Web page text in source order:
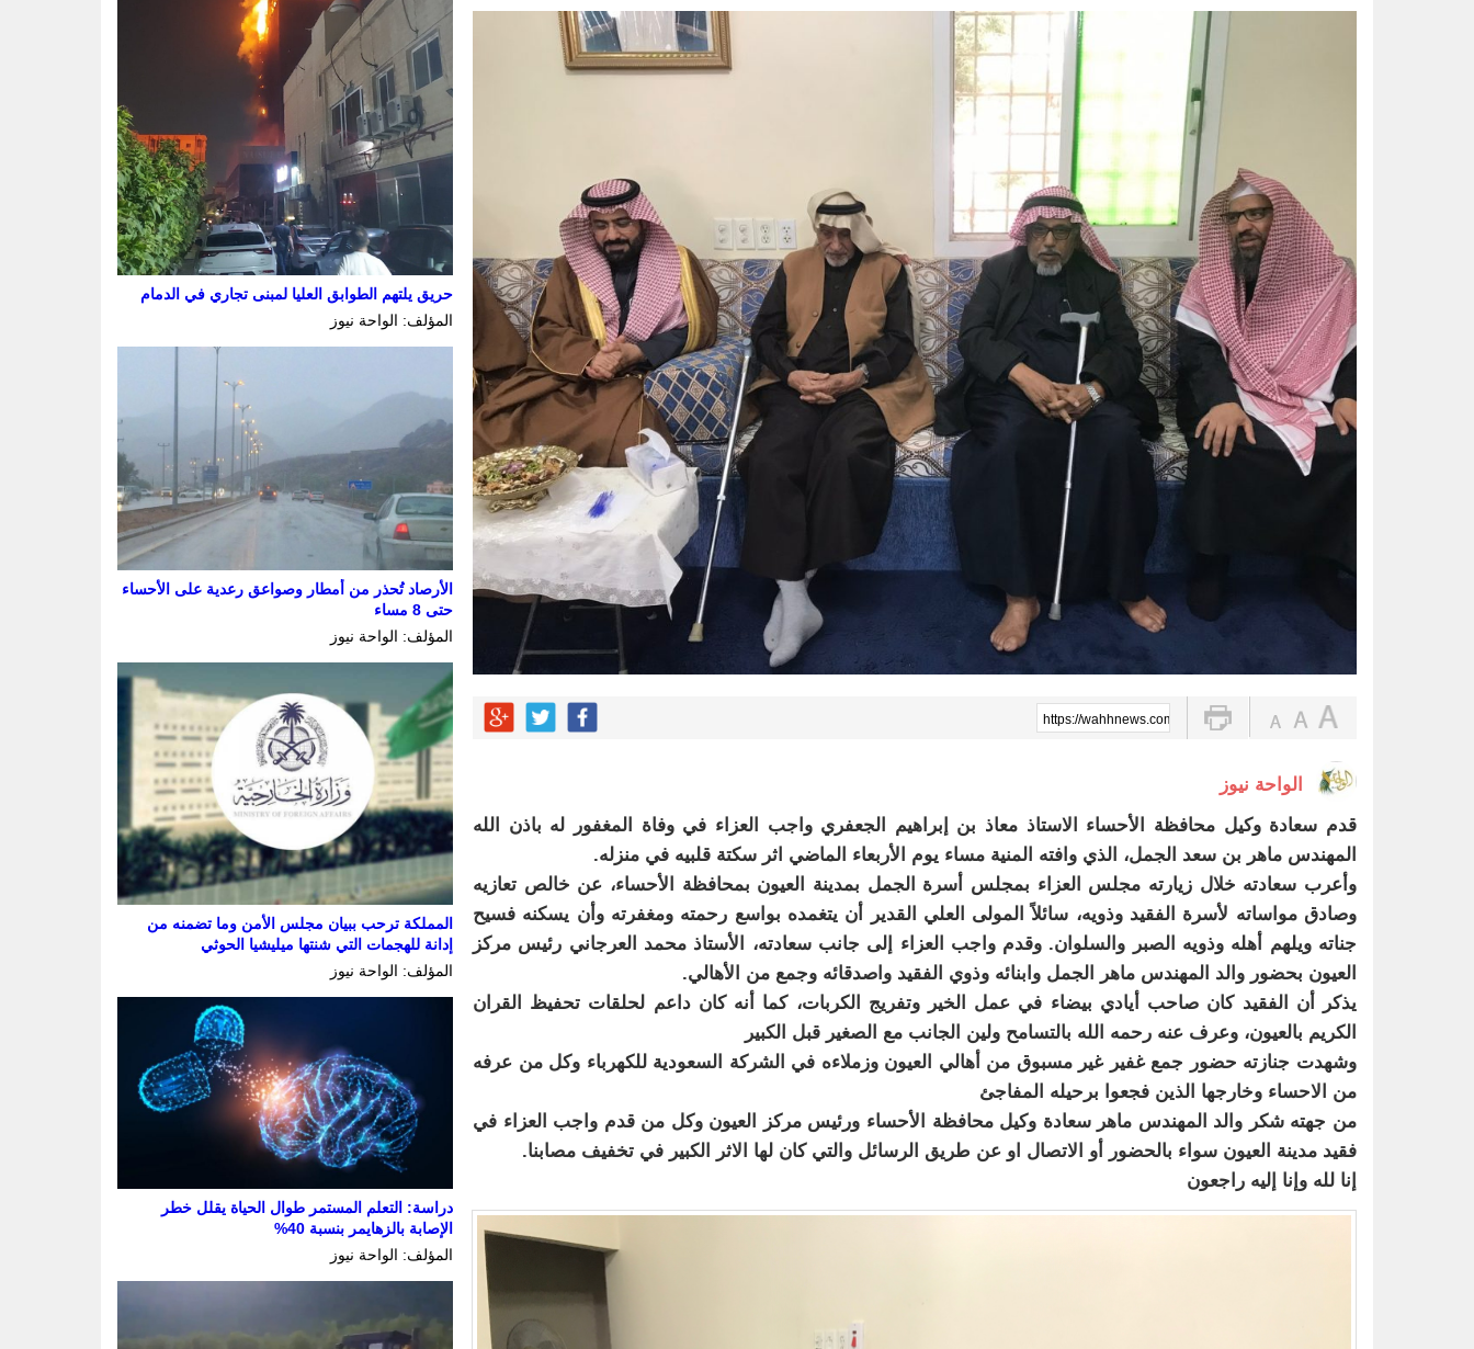
الواحة نيوز صحيفة ترصد نبض الأحساء لحظة بلحظةتعليم الأحساء وجامعة الملك عبدالله يختتمان “كاوست الصيفي ” للذكاء الاصطناعي
إعصار دولفين يضرب بقوة.. الصين تغلق المدارس وتوقف الملاحة تحسبًا لكارثة
مجلس الأمن يدين اعتداءات مليشيا الحوثي على المملكة والسفن
إنذار جوي في الأحساء.. موجة حر شديدة تضرب المنطقة الشرقية
بـ 4 جوائز كبرى.. المملكة تخطف صدارة الأولمبياد النووي وجنى السبيل “أفضل طالبة”
حريق يلتهم الطوابق العليا لمبنى تجاري في الدمام
https://wahhnews.com/?p=8878
الواحة نيوز
قدم سعادة وكيل محافظة الأحساء الاستاذ معاذ بن إبراهيم الجعفري واجب العزاء في وفاة المغفور له باذن الله
المهندس ماهر بن سعد الجمل، الذي وافته المنية مساء يوم الأربعاء الماضي اثر سكتة قلبيه في منزله.
وأعرب سعادته خلال زيارته مجلس العزاء بمجلس أسرة الجمل بمدينة العيون بمحافظة الأحساء، عن خالص تعازيه
وصادق مواساته لأسرة الفقيد وذويه، سائلاً المولى العلي القدير أن يتغمده بواسع رحمته ومغفرته وأن يسكنه فسيح
جناته ويلهم أهله وذويه الصبر والسلوان. وقدم واجب العزاء إلى جانب سعادته، الأستاذ محمد العرجاني رئيس مركز
العيون بحضور والد المهندس ماهر الجمل وابنائه وذوي الفقيد واصدقائه وجمع من الأهالي.
يذكر أن الفقيد كان صاحب أيادي بيضاء في عمل الخير وتفريج الكربات، كما أنه كان داعم لحلقات تحفيظ القران
الكريم بالعيون، وعرف عنه رحمه الله بالتسامح ولين الجانب مع الصغير قبل الكبير
وشهدت جنازته حضور جمع غفير غير مسبوق من أهالي العيون وزملاءه في الشركة السعودية للكهرباء وكل من عرفه
من الاحساء وخارجها الذين فجعوا برحيله المفاجئ
من جهته شكر والد المهندس ماهر سعادة وكيل محافظة الأحساء ورئيس مركز العيون وكل من قدم واجب العزاء في
فقيد مدينة العيون سواء بالحضور أو الاتصال او عن طريق الرسائل والتي كان لها الاثر الكبير في تخفيف مصابنا.
إنا لله وإنا إليه راجعون
حريق يلتهم الطوابق العليا لمبنى تجاري في الدمام
المؤلف: الواحة نيوز
الأرصاد تُحذر من أمطار وصواعق رعدية على الأحساء
حتى 8 مساء
المؤلف: الواحة نيوز
المملكة ترحب ببيان مجلس الأمن وما تضمنه من
إدانة للهجمات التي شنتها ميليشيا الحوثي
المؤلف: الواحة نيوز
دراسة: التعلم المستمر طوال الحياة يقلل خطر
الإصابة بالزهايمر بنسبة 40%
المؤلف: الواحة نيوز